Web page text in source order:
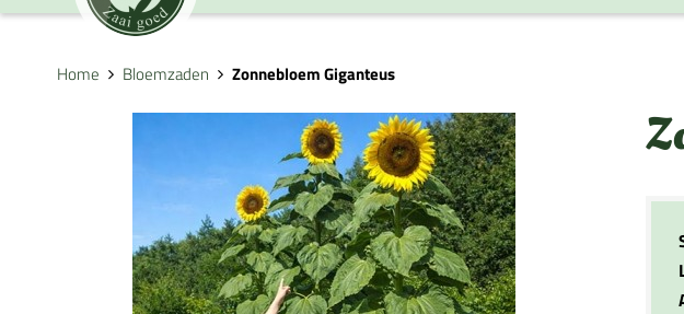
Home Bloemzaden Zonnebloem Giganteus